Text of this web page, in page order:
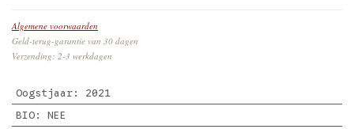
Algemene voorwaarden
Geld-terug-garantie van 30 dagen
Verzending: 2-3 werkdagen
Oogstjaar: 2021
BIO: NEE